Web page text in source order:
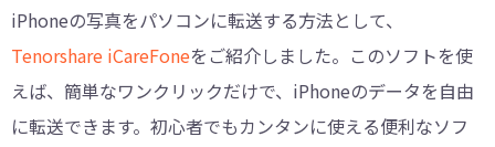
iPhoneの写真をパソコンに転送する方法として、
Tenorshare iCareFoneをご紹介しました。このソフトを使
えば、簡単なワンクリックだけで、iPhoneのデータを自由
に転送できます。初心者でもカンタンに使える便利なソフ